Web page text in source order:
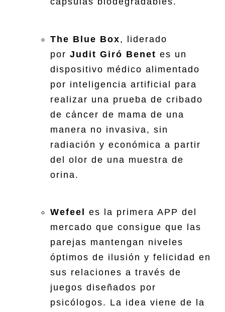
The Blue Box, liderado
por Judit Giró Benet es un
dispositivo médico alimentado
por inteligencia artificial para
realizar una prueba de cribado
de cáncer de mama de una
manera no invasiva, sin
radiación y económica a partir
del olor de una muestra de
orina.
Wefeel
es la primera APP del
mercado que consigue que las
parejas mantengan niveles
óptimos de ilusión y felicidad en
sus relaciones a través de
juegos diseñados por
psicólogos. La idea viene de la